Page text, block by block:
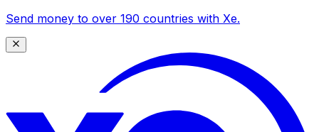
Send money to over 190 countries with Xe.